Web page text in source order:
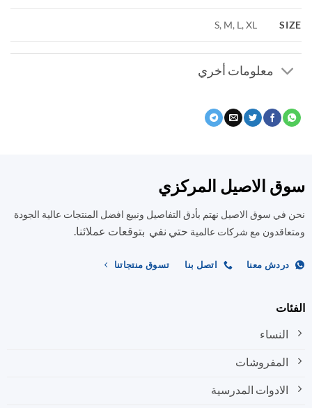
S, M, L, XL
معلومات أخري
الاصيل المركزي
سوق الاصيل نهتم بأدق التفاصيل ونبيع افضل المنتجات عالية الجودة
مع شركات عالميةحتي نفي بتوقعات عملائنا.
دردش معنا اتصل بنا تسوق منتجاتنا
النساء
المفروشات
الادوات المدرسية